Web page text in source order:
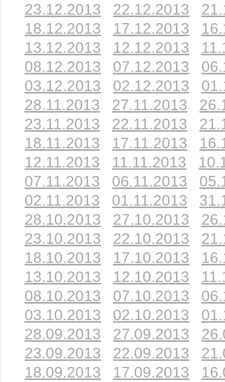
23.12.2013
22.12.2013
18.12.2013
17.12.2013
13.12.2013
12.12.2013
08.12.2013
07.12.2013
03.12.2013
02.12.2013
28.11.2013
27.11.2013
23.11.2013
22.11.2013
18.11.2013
17.11.2013
12.11.2013
11.11.2013
07.11.2013
06.11.2013
02.11.2013
01.11.2013
28.10.2013
27.10.2013
23.10.2013
22.10.2013
18.10.2013
17.10.2013
13.10.2013
12.10.2013
08.10.2013
07.10.2013
03.10.2013
02.10.2013
28.09.2013
27.09.2013
23.09.2013
22.09.2013
18.09.2013
17.09.2013